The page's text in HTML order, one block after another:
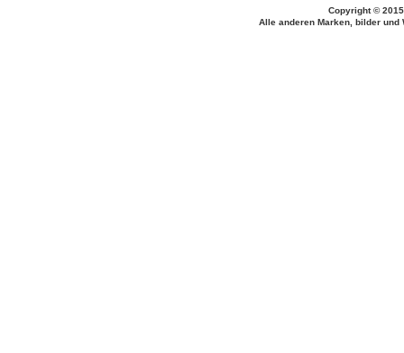
Copyright ©
Alle anderen Marken, bilder und